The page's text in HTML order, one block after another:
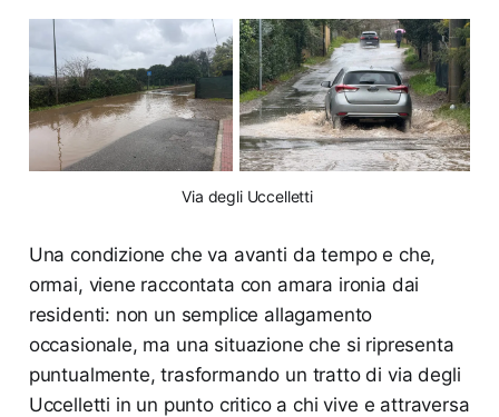
Via degli Uccelletti
Una condizione che va avanti da tempo e che,
ormai, viene raccontata con amara ironia dai
residenti: non un semplice allagamento
occasionale, ma una situazione che si ripresenta
puntualmente, trasformando un tratto di via degli
Uccelletti in un punto critico a chi vive e attraversa